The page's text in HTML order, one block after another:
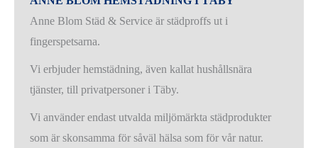
Anne Blom Städ & Service är städproffs ut i
fingerspetsarna.
Vi erbjuder hemstädning, även kallat hushållsnära
tjänster, till privatpersoner i Täby.
Vi använder endast utvalda miljömärkta städprodukter
som är skonsamma för såväl hälsa som för vår natur.